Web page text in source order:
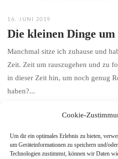
Cookie-
Um dir ein optimales Erlebnis zu bieten,
um Geräteinformationen zu speichern und/
Technologien zustimmst, können wir Daten
16. JUNI 2019
Die kleinen Dinge
Manchmal sitze ich zuhause und
Zeit. Zeit um rauszugehen und zu
in dieser Zeit hin, um noch genug
haben?...